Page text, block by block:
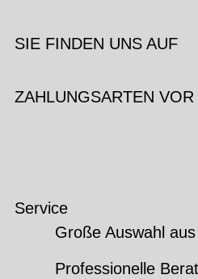
SIE FINDEN UNS AUF
ZAHLUNGSARTEN
Service
Große Auswahl
Professionelle